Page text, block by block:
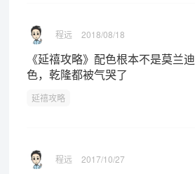
程远 2018/08/18
《延禧攻略》配色根本不是莫兰迪
色，乾隆都被气哭了
延禧攻略
程远 2017/10/27